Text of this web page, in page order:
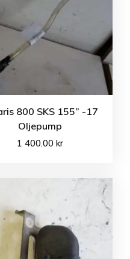
800 SKS 155” -17
Oljepump
1 400.00kr